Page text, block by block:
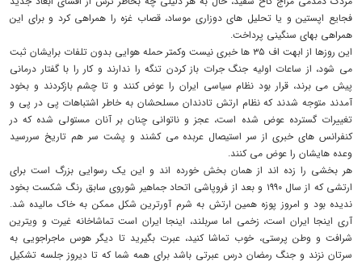
فجایع اپستین و یا تحلیل های دوزاری موساد، قصاب غزه را همراهی کرد و برای این
همراهی بهای سنگینی پرداخت.
این روزها از ابهت اف ۳۵ ها خبری نیست وکمتر حمله هوایی بدون تلفات برایشان ثبت
می شود، از ساعات اولیه جنگ جرات باز کردن تنگه را ندارند و کار را با گفتار درمانی
پیش می برند، قرار بود نظام سیاسی ایران را عوض کنند و تا چشم بازکردند و بخود
آمدند متوجه شدند که نظام ارتش تادندان مسلحشان به خاطر اشتباهات پی در پی و
تغییرات گسترده عوض شده است، عجز و ناتوانی چنان بر آنان مستولی شده که در
کنفرانس های خبری از سر استیصال عربده می کشند و پشت سر هم تاریخ سررسید
وعده هایشان را عوض می کنند.
هر بخشی را زده اند از همان بخش خورده اند و این یک رسوایی بزرگ است برای
ارتشی که از سال ۱۹۹۰ و بعد از فروپاشی اتحاد جماهیر شوروی سابق رنگ شکست بخود
ندیده بود و امروز پوزه همین ارتش به شرم آورترین شکل ممکن به خاک مالیده شد.
آری اینجا ایران است، زخمی اما سربلند، اینجا ایران است تماشاخانه غیرت و ویترین
شرافت و وطن پرستی، خوب تماشا کنید، عبرت بگیرید تا دیگر هوس ماجراجویی به
سرتان نزند و جنگ رمضان درس عبرتی باشد برای همه شما که تا دیروز جلسه تشکیل